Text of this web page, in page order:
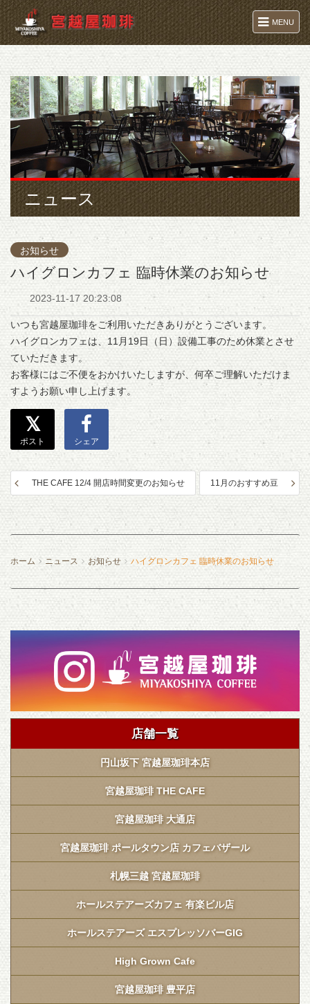
MENU
ニュース
お知らせ
ハイグロンカフェ 臨時休業のお知らせ
2023-11-17 20:23:08
いつも宮越屋珈琲をご利用いただきありがとうございます。
ハイグロンカフェは、11月19日（日）設備工事のため休業とさせ
ていただきます。
お客様にはご不便をおかけいたしますが、何卒ご理解いただけま
すようお願い申し上げます。
ポスト シェア
11月のおすすめ豆
THE CAFE 12/4 開店時間変更のお知らせ
ホーム ニュース お知らせ ハイグロンカフェ 臨時休業のお知らせ
店舗一覧
円山坂下 宮越屋珈琲本店
宮越屋珈琲 THE CAFE
宮越屋珈琲 大通店
宮越屋珈琲 ポールタウン店 カフェバザール
札幌三越 宮越屋珈琲
ホールステアーズカフェ 有楽ビル店
ホールステアーズ エスプレッソバーGIG
High Grown Cafe
宮越屋珈琲 豊平店